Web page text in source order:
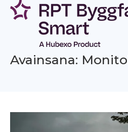
Siirry
sisältöön
Avainsana: